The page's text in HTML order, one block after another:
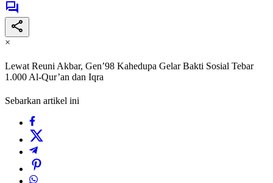
×
Lewat Reuni Akbar, Gen’98 Kahedupa Gelar Bakti Sosial Tebar
1.000 Al-Qur’an dan Iqra
Sebarkan artikel ini